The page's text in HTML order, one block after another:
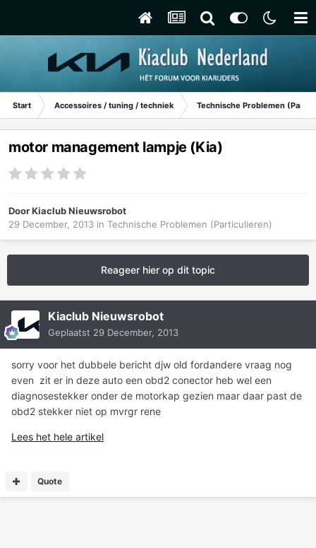
Start Accessoires / tuning / techniek Technische Problemen
motor management lampje (Kia)
DoorKiaclub Nieuwsrobot
29 December, 2013 in Technische Problemen (Particulieren)
Reageer hier op dit topic
Kiaclub Nieuwsrobot
Geplaatst 29 December, 2013
sorry voor het dubbele bericht djw old fordandere vraag nog
even zit er in deze auto een obd2 conector heb wel een
diagnosestekker onder de motorkap gezien maar daar past de
obd2 stekker niet op mvrgr rene
Lees het hele artikel
Quote